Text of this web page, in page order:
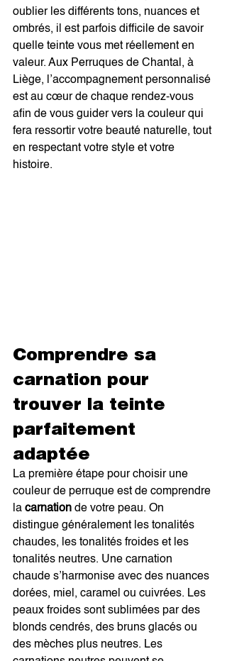
oublier les différents tons, nuances et
ombrés, il est parfois difficile de savoir
quelle teinte vous met réellement en
valeur. Aux Perruques de Chantal, à
Liège, l’accompagnement personnalisé
est au cœur de chaque rendez-vous
afin de vous guider vers la couleur qui
fera ressortir votre beauté naturelle, tout
en respectant votre style et votre
histoire.
Comprendre sa
carnation pour
trouver la teinte
parfaitement
adaptée
La première étape pour choisir une
couleur de perruque est de comprendre
la carnation de votre peau. On
distingue généralement les tonalités
chaudes, les tonalités froides et les
tonalités neutres. Une carnation
chaude s’harmonise avec des nuances
dorées, miel, caramel ou cuivrées. Les
peaux froides sont sublimées par des
blonds cendrés, des bruns glacés ou
des mèches plus neutres. Les